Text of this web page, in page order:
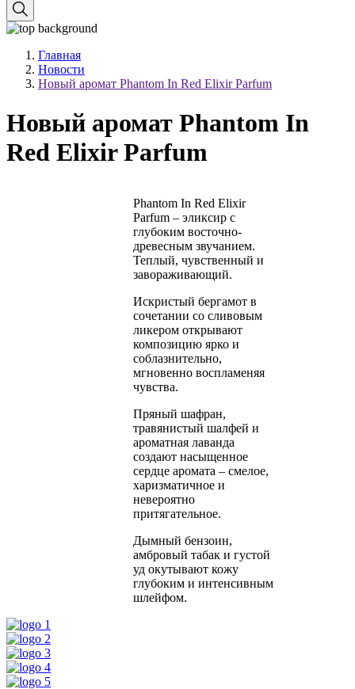
Главная
Новости
Новый аромат Phantom In Red Elixir Parfum
Новый аромат Phantom In
Red Elixir Parfum
Phantom In Red Elixir
Parfum – эликсир с
глубоким восточно-
древесным звучанием.
Теплый, чувственный и
завораживающий.
Искристый бергамот в
сочетании со сливовым
ликером открывают
композицию ярко и
соблазнительно,
мгновенно воспламеняя
чувства.
Пряный шафран,
травянистый шалфей и
ароматная лаванда
создают насыщенное
сердце аромата – смелое,
харизматичное и
невероятно
притягательное.
Дымный бензоин,
амбровый табак и густой
уд окутывают кожу
глубоким и интенсивным
шлейфом.